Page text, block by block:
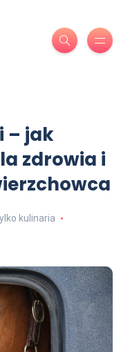
– jak
zdrowia i
kulinaria